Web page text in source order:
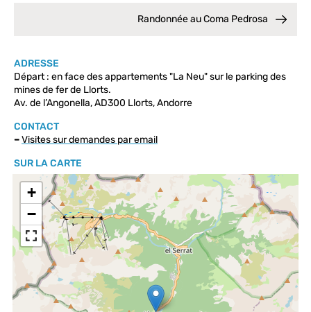
ADRESSE
Départ : en face des appartements "La Neu" sur le parking des
mines de fer de Llorts.
Av. de l’Angonella, AD300 Llorts, Andorre
CONTACT
–Visites sur demandes par email
SUR LA CARTE
Randonnée au Coma Pedrosa